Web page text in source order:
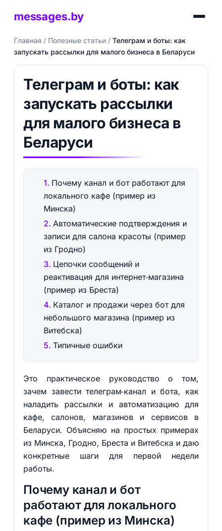
messages.by
Главная / Полезные статьи/ Телеграм и боты: как
запускать рассылки для малого бизнеса в Беларуси
Телеграм и боты: как
запускать рассылки
для малого бизнеса в
Беларуси
Почему канал и бот работают для
локального кафе (пример из
Минска)
Автоматические подтверждения и
записи для салона красоты (пример
из Гродно)
Цепочки сообщений и
реактивация для интернет‑магазина
(пример из Бреста)
Каталог и продажи через бот для
небольшого магазина (пример из
Витебска)
Типичные ошибки
Это практическое руководство о том,
зачем завести телеграм‑канал и бота, как
наладить рассылки и автоматизацию для
кафе, салонов, магазинов и сервисов в
Беларуси. Объясняю на простых примерах
из Минска, Гродно, Бреста и Витебска и даю
конкретные шаги для первой недели
работы.
Почему канал и бот
работают для локального
кафе (пример из Минска)